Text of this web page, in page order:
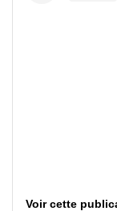
Voir cette